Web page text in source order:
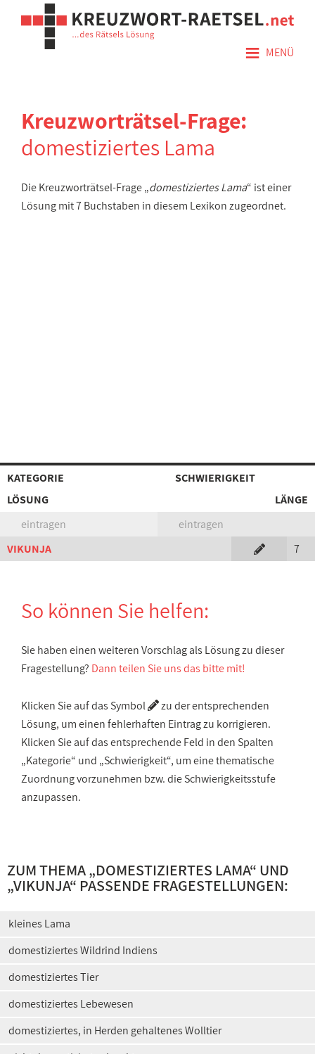
≡ MENÜ
Kreuzworträtsel-Frage:
domestiziertes Lama
Die Kreuzworträtsel-Frage „domestiziertes Lama“ ist einer
Lösung mit 7 Buchstaben in diesem Lexikon zugeordnet.
KATEGORIE
SCHWIERIGKEIT
LÖSUNG
LÄNGE
eintragen
eintragen
VIKUNJA
7
So können Sie helfen:
Sie haben einen weiteren Vorschlag als Lösung zu dieser
Fragestellung? Dann teilen Sie uns das bitte mit!
Klicken Sie auf das Symbol
zu der entsprechenden
Lösung, um einen fehlerhaften Eintrag zu korrigieren.
Klicken Sie auf das entsprechende Feld in den Spalten
„Kategorie“ und „Schwierigkeit“, um eine thematische
Zuordnung vorzunehmen bzw. die Schwierigkeitsstufe
anzupassen.
ZUM THEMA „DOMESTIZIERTES LAMA“ UND
„VIKUNJA“ PASSENDE FRAGESTELLUNGEN:
kleines Lama
domestiziertes Wildrind Indiens
domestiziertes Tier
domestiziertes Lebewesen
domestiziertes, in Herden gehaltenes Wolltier